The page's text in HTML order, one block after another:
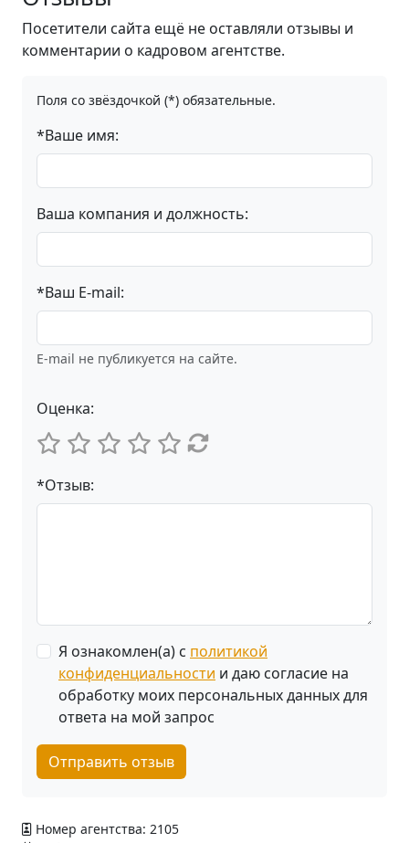
Посетители сайта ещё не оставляли отзывы и
комментарии о кадровом агентстве.
Поля со звёздочкой (*) обязательные.
*Ваше имя:
Ваша компания и должность:
*Ваш E-mail:
E-mail не публикуется на сайте.
Оценка:
*Отзыв:
Я ознакомлен(а) с политикой
конфиденциальности и даю согласие на
обработку моих персональных данных для
ответа на мой запрос
Отправить отзыв
Номер агентства: 2105